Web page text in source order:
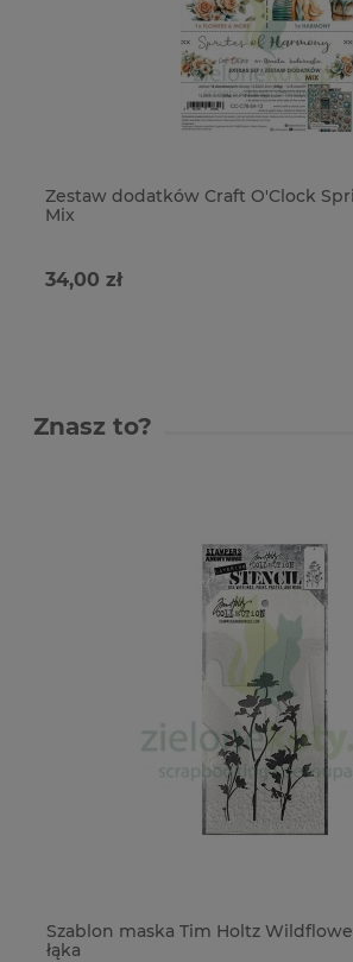
Zestaw dodatków Craft O'Clock
Mix
34,00 zł
Znasz to?
Szablon maska Tim Holtz
łąka